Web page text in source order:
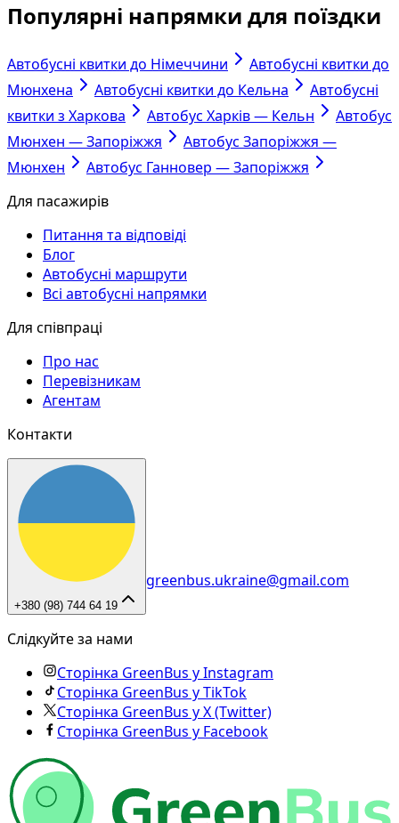
Популярні напрямки для поїздки
Автобусні квитки до Німеччини
Автобусні квитки до
Мюнхена
Автобусні квитки до Кельна
Автобусні
квитки з Харкова
Автобус Харків — Кельн
Автобус
Мюнхен — Запоріжжя
Автобус Запоріжжя —
Мюнхен
Автобус Ганновер — Запоріжжя
Для пасажирів
Питання та відповіді
Блог
Автобусні маршрути
Всі автобусні напрямки
Для співпраці
Про нас
Перевізникам
Агентам
Контакти
+380 (98) 744 64 19
greenbus.ukraine@gmail.com
Слідкуйте за нами
Сторінка GreenBus у Instagram
Сторінка GreenBus у TikTok
Сторінка GreenBus у X (Twitter)
Сторінка GreenBus у Facebook